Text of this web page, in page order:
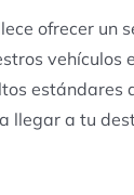
ofrecer
llegar a tu